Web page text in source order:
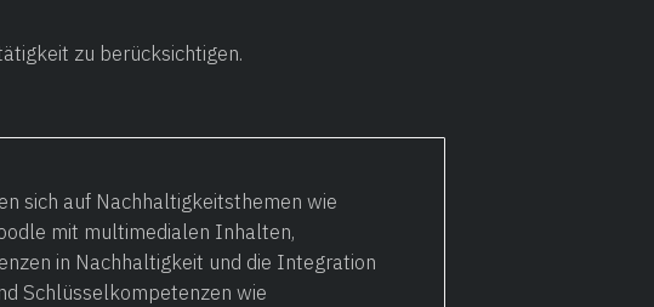
zu berücksichtigen.
sich auf Nachhaltigkeitsthemen wie
mit multimedialen Inhalten,
in Nachhaltigkeit und die Integration
Schlüsselkompetenzen wie